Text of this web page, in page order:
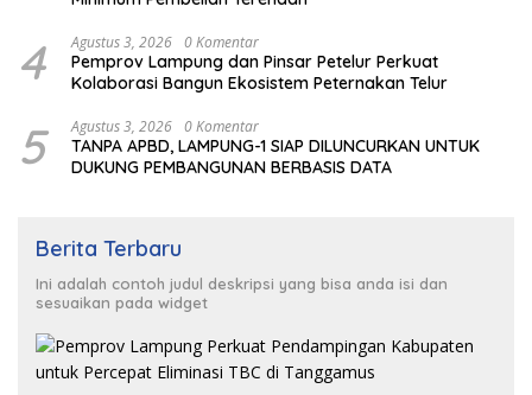
4 Agustus 3, 2026 0 Komentar
Pemprov Lampung dan Pinsar Petelur Perkuat
Kolaborasi Bangun Ekosistem Peternakan Telur
5 Agustus 3, 2026 0 Komentar
TANPA APBD, LAMPUNG-1 SIAP DILUNCURKAN UNTUK
DUKUNG PEMBANGUNAN BERBASIS DATA
Berita Terbaru
Ini adalah contoh judul deskripsi yang bisa anda isi dan
sesuaikan pada widget